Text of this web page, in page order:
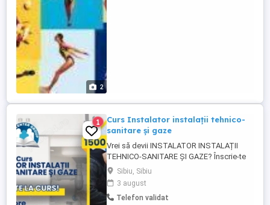
2
1
Curs Instalator instalații tehnico-
sanitare și gaze
Vrei să devii INSTALATOR INSTALAȚII
TEHNICO-SANITARE ȘI GAZE? Înscrie-te
ACUM la cursul nostru acreditat și
dezvoltă-ți abilitățile într-un domeniu cu
viitor! 720 ore de pregătire Teorie online
sau la sala de curs din Sibiu O șansă reală
Sibiu, Sibiu
3 august
Telefon validat